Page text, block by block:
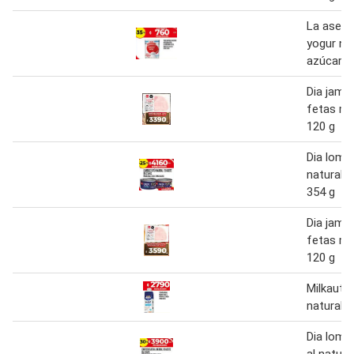
La
yogur
azúcar
Dia
fetas
120 g
Dia
natural/
354 g
Dia
fetas
120 g
Milkaut
natural
Dia